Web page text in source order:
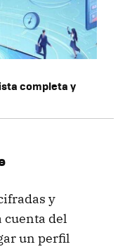
completa y
y
cuenta del
un perfil